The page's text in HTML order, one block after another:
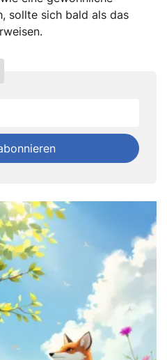
sollte sich bald als das